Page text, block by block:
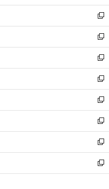
ウ
で
開
く
ン
ド
ウ
で
開
く
ウ
ィ
ン
ド
ウ
で
開
く
し
い
ウ
ィ
ン
ド
ウ
で
開
く
新
し
い
ウ
ィ
ン
ド
ウ
で
開
く
新
し
い
ウ
ィ
ン
ド
ウ
で
開
く
新
し
い
ウ
ィ
ン
ド
ウ
で
開
く
新
し
い
ウ
ィ
ン
ド
ウ
で
開
新
し
い
ウ
ィ
ン
ド
ウ
新
し
い
ウ
ィ
ン
新
し
い
ウ
新
し